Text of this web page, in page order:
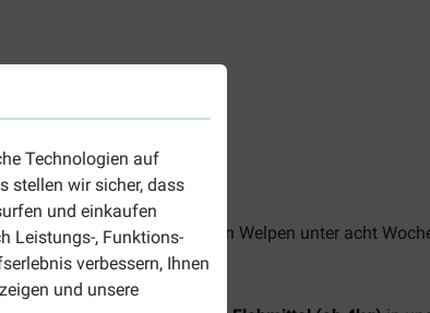
Technologien auf
stellen wir sicher, dass
und einkaufen
Leistungs-, Funktions-
verbessern, Ihnen
und unsere
und bei abgesetzten Welpen unter acht